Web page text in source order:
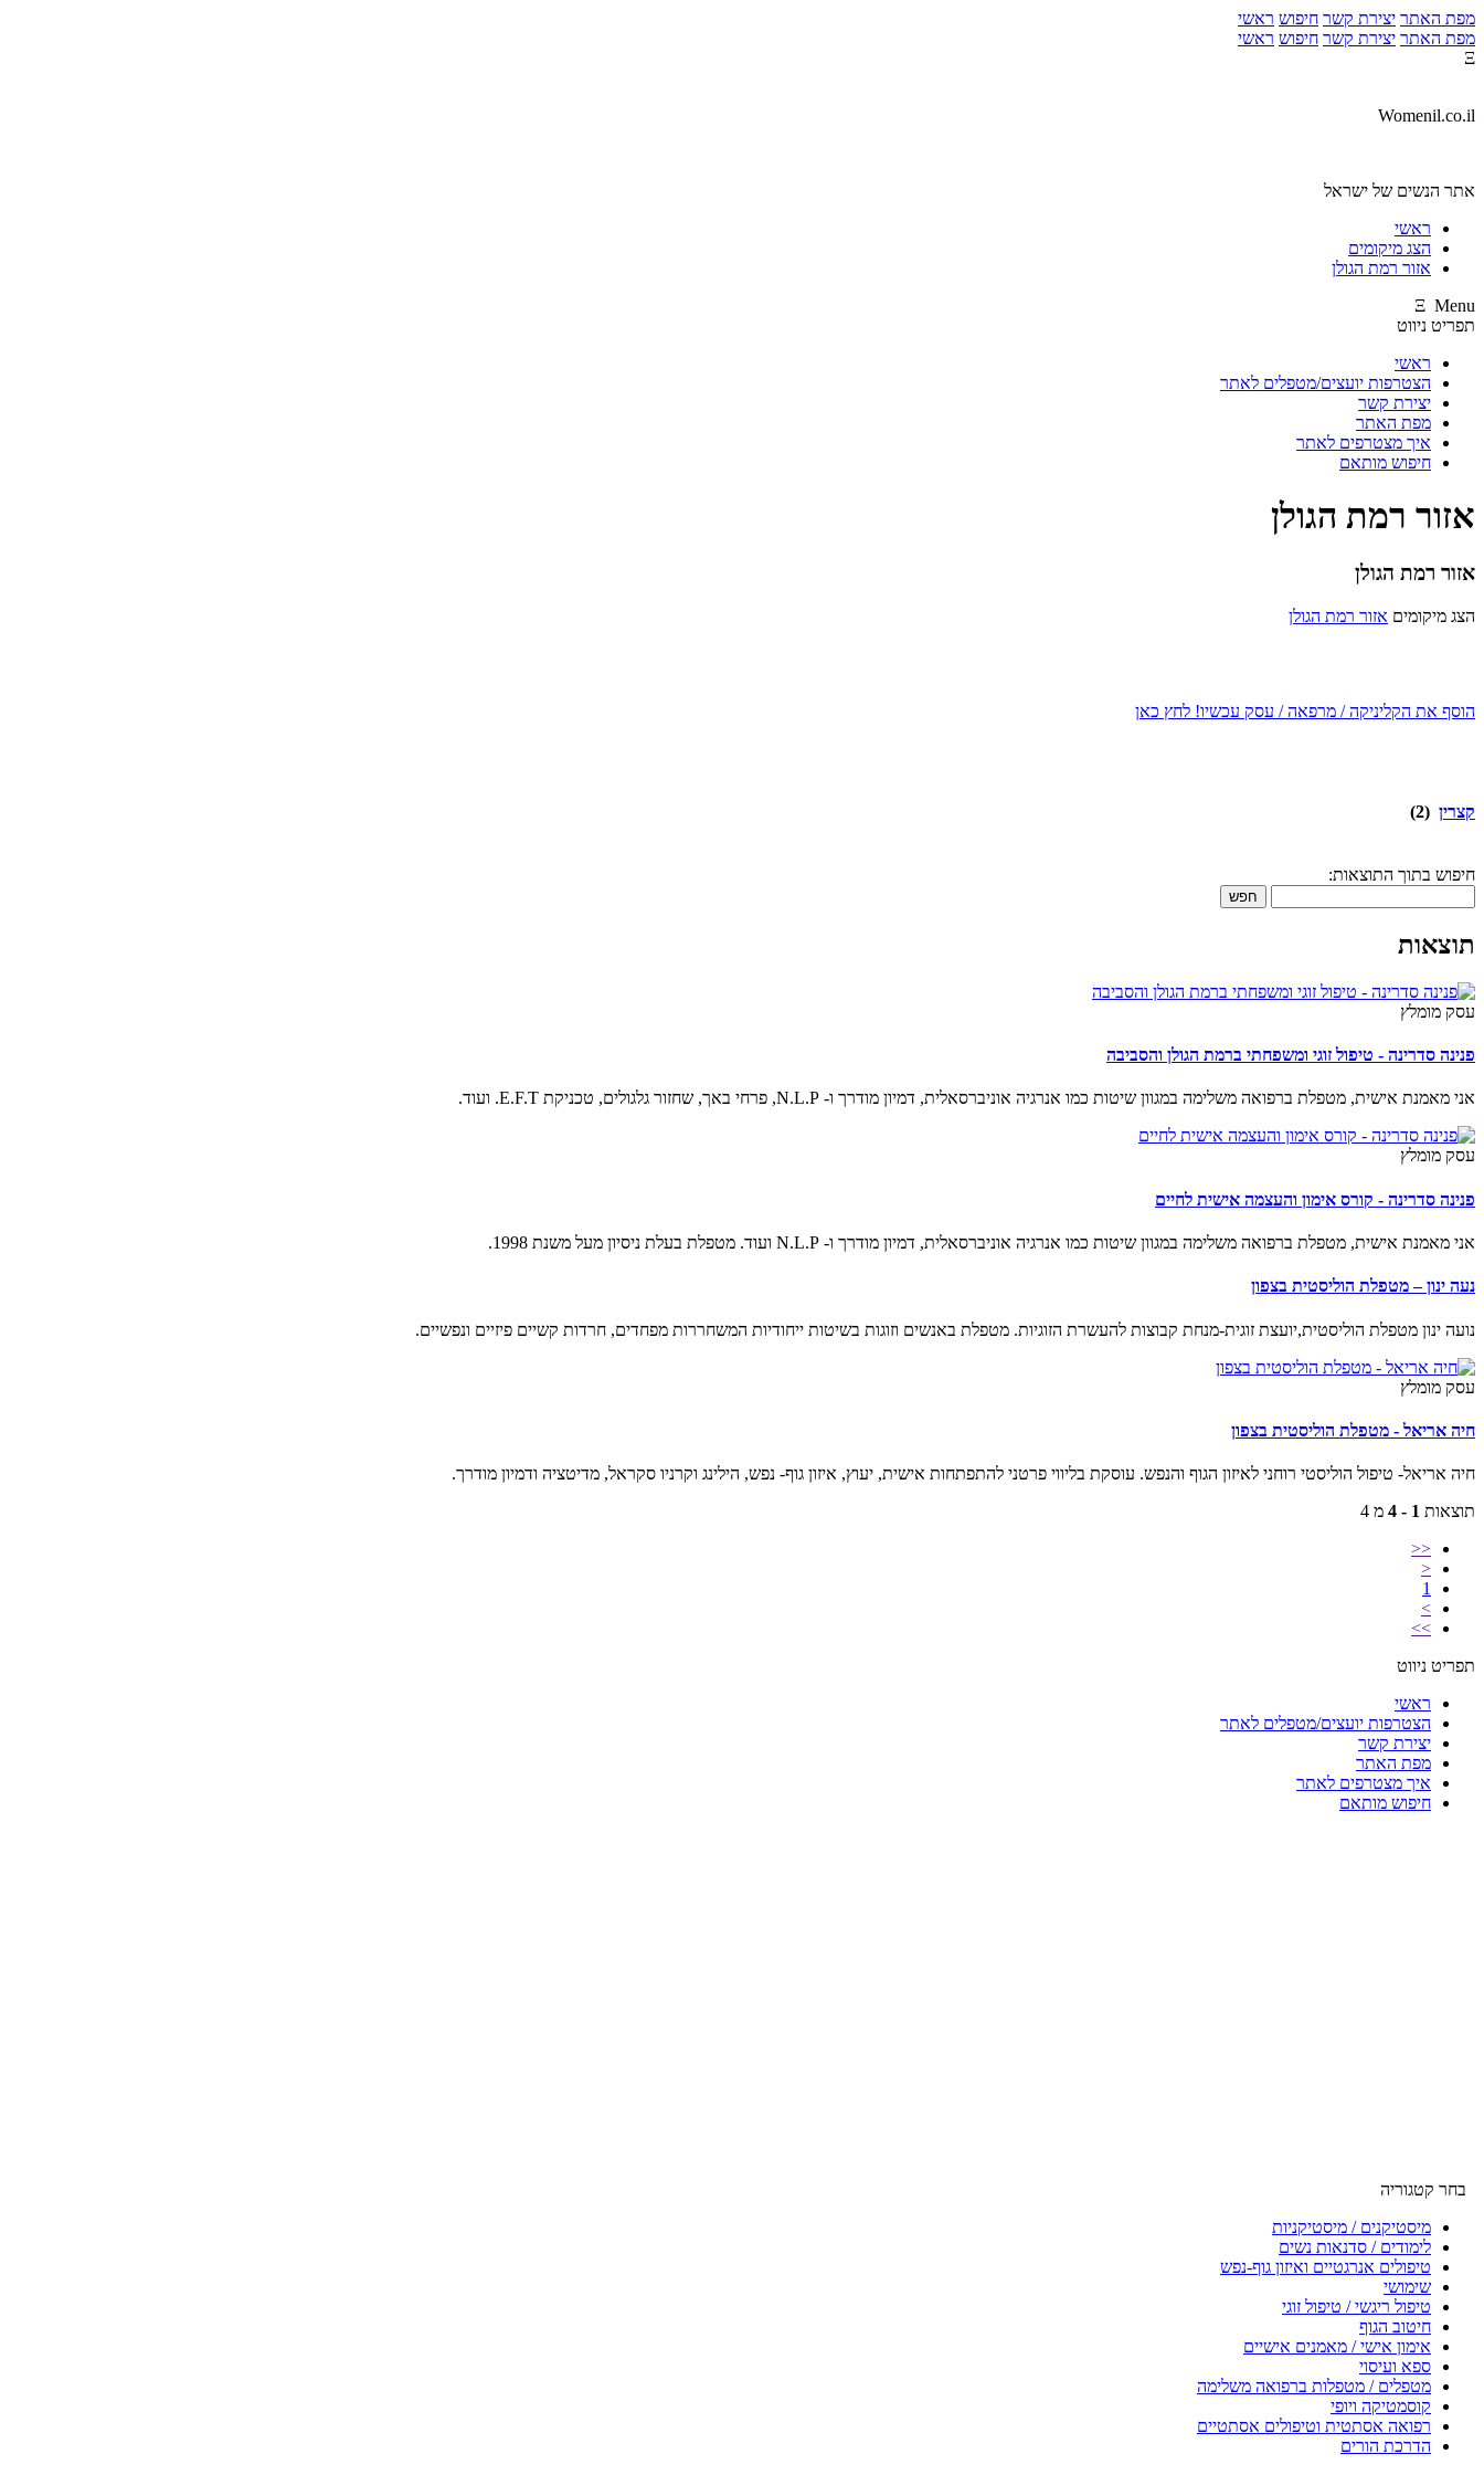
מפת האתר יצירת קשר חיפוש ראשי
מפת האתר יצירת קשר חיפוש ראשי
Ξ
Womenil.co.il
אתר הנשים של ישראל
ראשי
הצג מיקומים
אזור רמת הגולן
Ξ Menu
תפריט ניווט
ראשי
הצטרפות יועצים/מטפלים לאתר
יצירת קשר
מפת האתר
איך מצטרפים לאתר
חיפוש מותאם
אזור רמת הגולן
אזור רמת הגולן
הצג מיקומים אזור רמת הגולן
הוסף את הקליניקה / מרפאה / עסק עכשיו! לחץ כאן
קצרין (2)
חיפוש בתוך התוצאות:
חפש
תוצאות
עסק מומלץ
פנינה סדרינה - טיפול זוגי ומשפחתי ברמת הגולן והסביבה
אני מאמנת אישית, מטפלת ברפואה משלימה במגוון שיטות כמו אנרגיה אוניברסאלית, דמיון מודרך ו- N.L.P, פרחי באך, שחזור גלגולים, טכניקת E.F.T. ועוד.
עסק מומלץ
פנינה סדרינה - קורס אימון והעצמה אישית לחיים
אני מאמנת אישית, מטפלת ברפואה משלימה במגוון שיטות כמו אנרגיה אוניברסאלית, דמיון מודרך ו- N.L.P ועוד. מטפלת בעלת ניסיון מעל משנת 1998.
נעה ינון – מטפלת הוליסטית בצפון
נועה ינון מטפלת הוליסטית,יועצת זוגית-מנחת קבוצות להעשרת הזוגיות. מטפלת באנשים וזוגות בשיטות ייחודיות המשחררות מפחדים, חרדות קשיים פיזיים ונפשיים.
עסק מומלץ
חיה אריאל - מטפלת הוליסטית בצפון
חיה אריאל- טיפול הוליסטי רוחני לאיזון הגוף והנפש. עוסקת בליווי פרטני להתפתחות אישית, יעוץ, איזון גוף- נפש, הילינג וקרניו סקראל, מדיטציה ודמיון מודרך.
תוצאות 1 - 4
מ 4
<<
<
1
>
>>
תפריט ניווט
ראשי
הצטרפות יועצים/מטפלים לאתר
יצירת קשר
מפת האתר
איך מצטרפים לאתר
חיפוש מותאם
בחר קטגוריה
מיסטיקנים / מיסטיקניות
לימודים / סדנאות נשים
טיפולים אנרגטיים ואיזון גוף-נפש
שימושי
טיפול ריגשי / טיפול זוגי
חיטוב הגוף
אימון אישי / מאמנים אישיים
ספא ועיסוי
מטפלים / מטפלות ברפואה משלימה
קוסמטיקה ויופי
רפואה אסתטית וטיפולים אסתטיים
הדרכת הורים